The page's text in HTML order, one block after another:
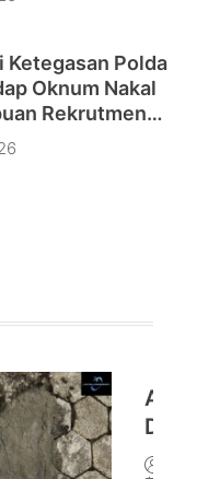
Ketegasan Polda
Oknum Nakal
Rekrutmen
BETAH dan